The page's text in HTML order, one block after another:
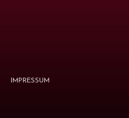
IMPRESSUM